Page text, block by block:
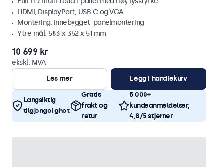
HDMI, DisplayPort, USB-C og VGA
Montering: innebygget, panelmontering
Ytre mål: 583 x 352 x 51 mm
10 699 kr
ekskl. MVA
Les mer
Legg i handlekurv
Langsiktig
tilgjengelighet
Gratis
frakt og
retur
5 000+
kundeanmeldelser,
4,8/5 stjerner